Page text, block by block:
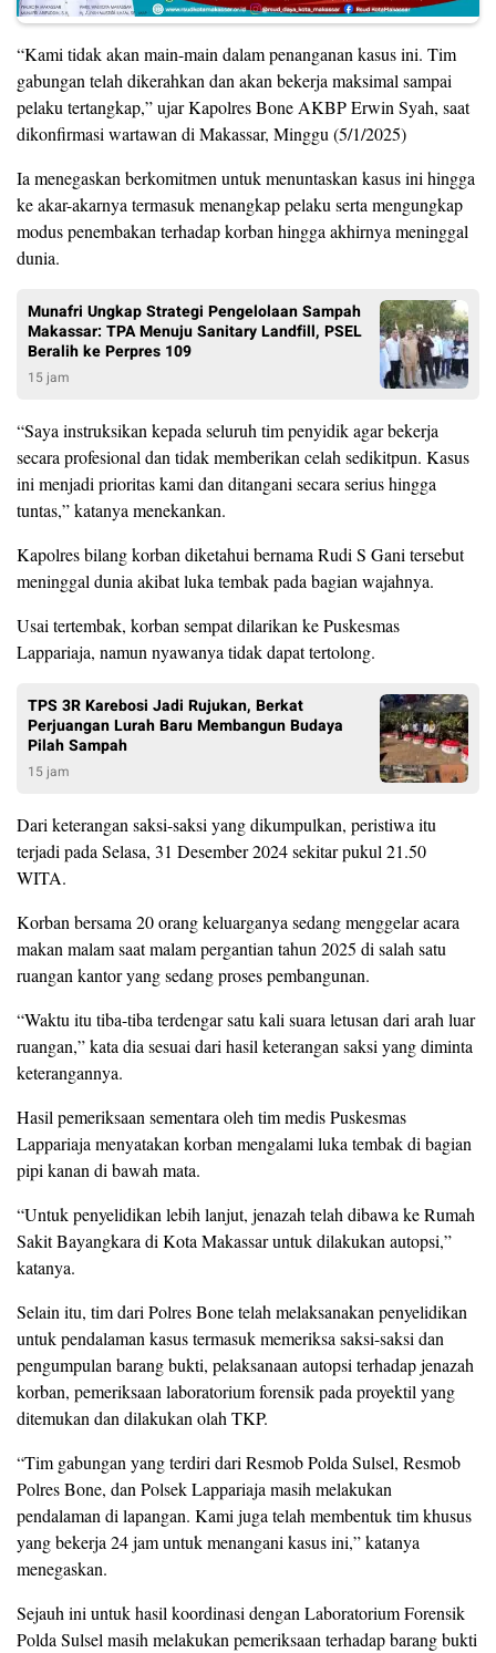
“Kami tidak akan main-main dalam penanganan kasus ini. Tim
gabungan telah dikerahkan dan akan bekerja maksimal sampai
pelaku tertangkap,” ujar Kapolres Bone AKBP Erwin Syah, saat
dikonfirmasi wartawan di Makassar, Minggu (5/1/2025)
Ia menegaskan berkomitmen untuk menuntaskan kasus ini hingga
ke akar-akarnya termasuk menangkap pelaku serta mengungkap
modus penembakan terhadap korban hingga akhirnya meninggal
dunia.
Munafri Ungkap Strategi Pengelolaan Sampah
Makassar: TPA Menuju Sanitary Landfill, PSEL
Beralih ke Perpres 109
15 jam
“Saya instruksikan kepada seluruh tim penyidik agar bekerja
secara profesional dan tidak memberikan celah sedikitpun. Kasus
ini menjadi prioritas kami dan ditangani secara serius hingga
tuntas,” katanya menekankan.
Kapolres bilang korban diketahui bernama Rudi S Gani tersebut
meninggal dunia akibat luka tembak pada bagian wajahnya.
Usai tertembak, korban sempat dilarikan ke Puskesmas
Lappariaja, namun nyawanya tidak dapat tertolong.
TPS 3R Karebosi Jadi Rujukan, Berkat
Perjuangan Lurah Baru Membangun Budaya
Pilah Sampah
15 jam
Dari keterangan saksi-saksi yang dikumpulkan, peristiwa itu
terjadi pada Selasa, 31 Desember 2024 sekitar pukul 21.50
WITA.
Korban bersama 20 orang keluarganya sedang menggelar acara
makan malam saat malam pergantian tahun 2025 di salah satu
ruangan kantor yang sedang proses pembangunan.
“Waktu itu tiba-tiba terdengar satu kali suara letusan dari arah luar
ruangan,” kata dia sesuai dari hasil keterangan saksi yang diminta
keterangannya.
Hasil pemeriksaan sementara oleh tim medis Puskesmas
Lappariaja menyatakan korban mengalami luka tembak di bagian
pipi kanan di bawah mata.
“Untuk penyelidikan lebih lanjut, jenazah telah dibawa ke Rumah
Sakit Bayangkara di Kota Makassar untuk dilakukan autopsi,”
katanya.
Selain itu, tim dari Polres Bone telah melaksanakan penyelidikan
untuk pendalaman kasus termasuk memeriksa saksi-saksi dan
pengumpulan barang bukti, pelaksanaan autopsi terhadap jenazah
korban, pemeriksaan laboratorium forensik pada proyektil yang
ditemukan dan dilakukan olah TKP.
“Tim gabungan yang terdiri dari Resmob Polda Sulsel, Resmob
Polres Bone, dan Polsek Lappariaja masih melakukan
pendalaman di lapangan. Kami juga telah membentuk tim khusus
yang bekerja 24 jam untuk menangani kasus ini,” katanya
menegaskan.
Sejauh ini untuk hasil koordinasi dengan Laboratorium Forensik
Polda Sulsel masih melakukan pemeriksaan terhadap barang bukti